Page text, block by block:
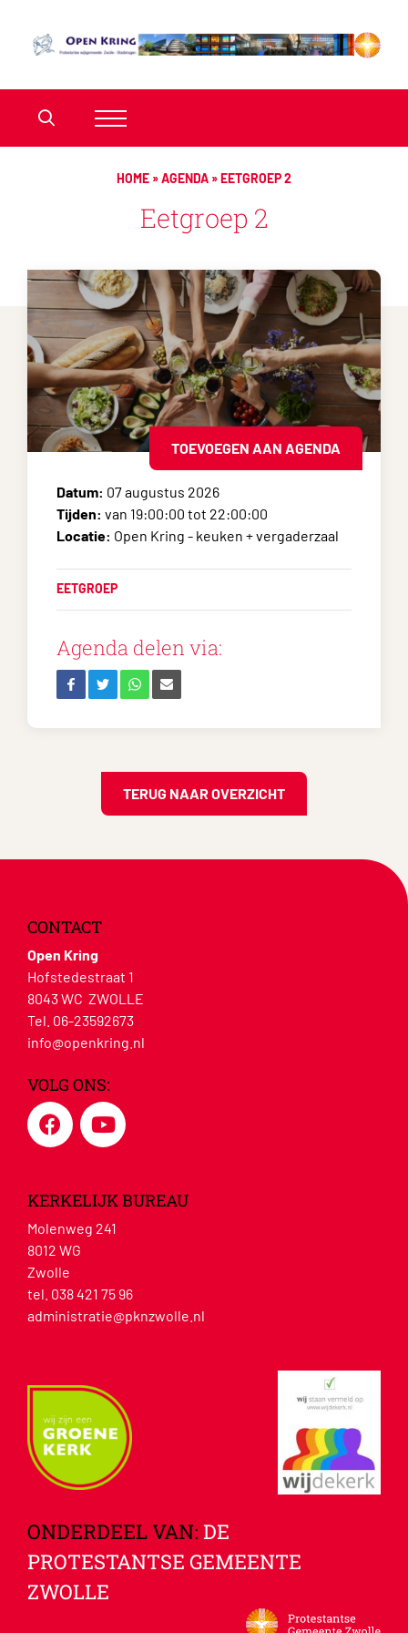
HOME »AGENDA »EETGROEP 2
Eetgroep 2
TOEVOEGEN AAN AGENDA
Datum: 07 augustus 2026
Tijden: van 19:00:00 tot 22:00:00
Locatie: Open Kring - keuken + vergaderzaal
EETGROEP
Agenda delen via:
TERUG NAAR OVERZICHT
CONTACT
Open Kring
Hofstedestraat 1
8043 WC ZWOLLE
Tel. 06-23592673
info@openkring.nl
VOLG ONS:
KERKELIJK BUREAU
Molenweg 241
8012 WG
Zwolle
tel. 038 421 75 96
administratie@pknzwolle.nl
ONDERDEEL VAN: DE
PROTESTANTSE GEMEENTE
ZWOLLE